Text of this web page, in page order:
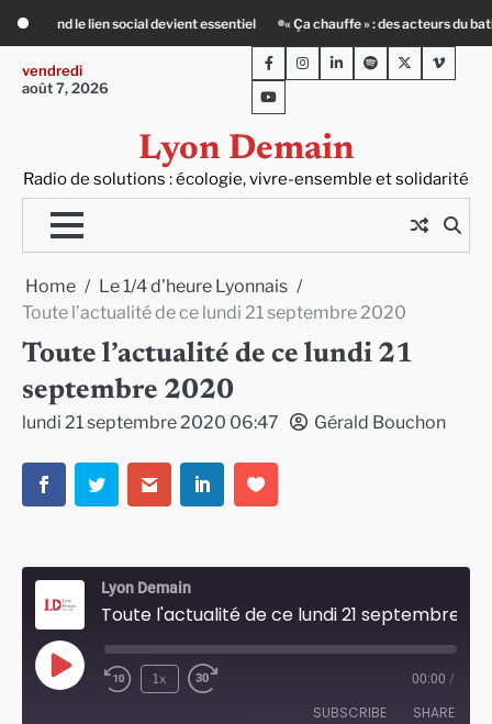
content
« Ça chauffe » : des acteurs du batiment face au défi climatique
vendredi
août 7, 2026
Lyon Demain
Radio de solutions : écologie, vivre-ensemble et solidarité
FacebookInstagram
LinkedInSpotifyTwitterViméo
Youtube
Home
Le 1/4 d'heure Lyonnais
Toute l’actualité de ce lundi 21 septembre 2020
Toute l’actualité de ce lundi 21
septembre 2020
lundi 21 septembre 2020 06:47 Gérald Bouchon
Lyon Demain
Play
1x 00:00 /
SUBSCRIBE SHARE